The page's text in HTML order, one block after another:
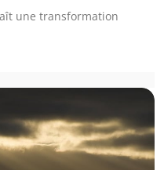
une transformation